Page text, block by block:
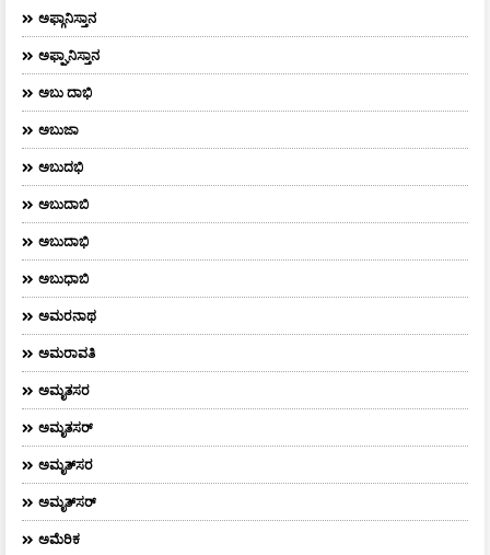
ಅಫ್ಗಾನಿಸ್ತಾನ
ಅಫ್ಘಾನಿಸ್ತಾನ
ಅಬು ದಾಭಿ
ಅಬುಜಾ
ಅಬುದಭಿ
ಅಬುದಾಬಿ
ಅಬುದಾಭಿ
ಅಬುಧಾಬಿ
ಅಮರನಾಥ
ಅಮರಾವತಿ
ಅಮೃತಸರ
ಅಮೃತಸರ್
ಅಮೃತ್‌ಸರ
ಅಮೃತ್​ಸರ್​
ಅಮೆರಿಕ